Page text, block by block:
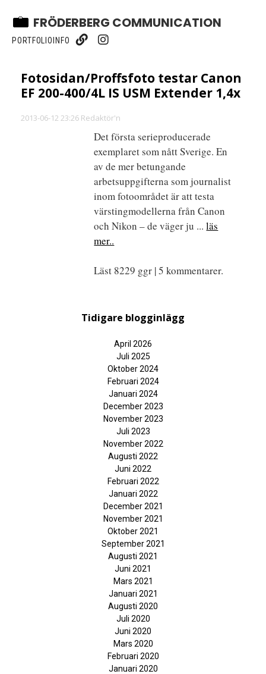
FRÖDERBERG COMMUNICATION
PORTFOLIOINFO
Fotosidan/Proffsfoto testar Canon
EF 200-400/4L IS USM Extender 1,4x
2013-06-12 23:26 Redaktör'n
Det första serieproducerade
exemplaret som nått Sverige. En
av de mer betungande
arbetsuppgifterna som journalist
inom fotoområdet är att testa
värstingmodellerna från Canon
och Nikon – de väger ju ...läs
mer..
Läst 8229 ggr | 5 kommentarer.
Tidigare blogginlägg
April 2026
Juli 2025
Oktober 2024
Februari 2024
Januari 2024
December 2023
November 2023
Juli 2023
November 2022
Augusti 2022
Juni 2022
Februari 2022
Januari 2022
December 2021
November 2021
Oktober 2021
September 2021
Augusti 2021
Juni 2021
Mars 2021
Januari 2021
Augusti 2020
Juli 2020
Juni 2020
Mars 2020
Februari 2020
Januari 2020